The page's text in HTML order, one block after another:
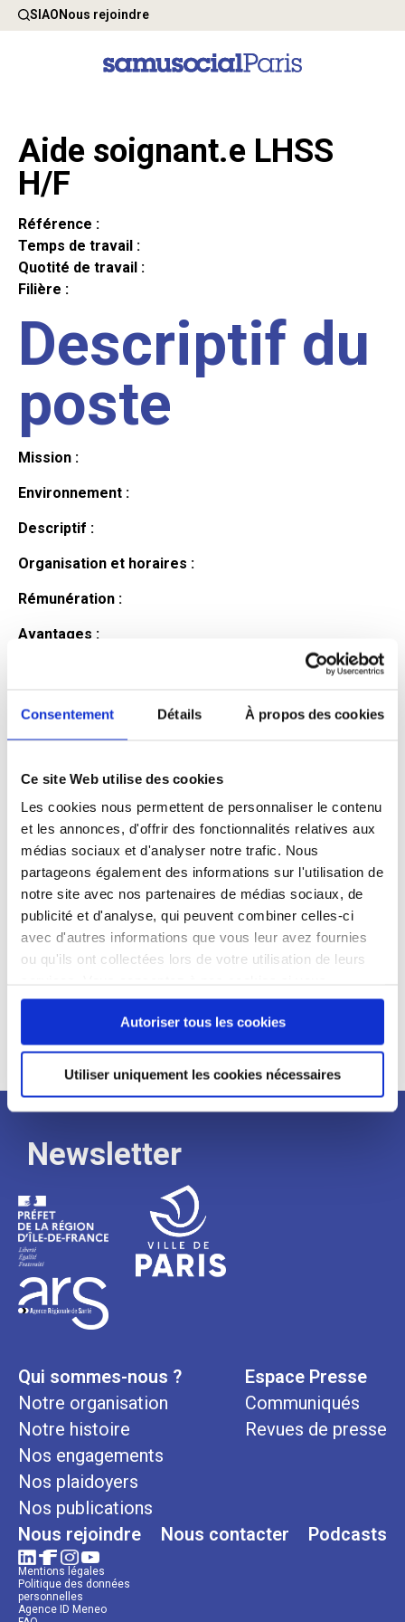
Consentement Détails À propos des cookies
Ce site Web utilise des cookies
Les cookies nous permettent de personnaliser le contenu
et les annonces, d'offrir des fonctionnalités relatives aux
médias sociaux et d'analyser notre trafic. Nous
partageons également des informations sur l'utilisation de
notre site avec nos partenaires de médias sociaux, de
publicité et d'analyse, qui peuvent combiner celles-ci
avec d'autres informations que vous leur avez fournies
ou qu'ils ont collectées lors de votre utilisation de leurs
continuez à utiliser notre site Web.
Autoriser tous les cookies
Utiliser uniquement les cookies nécessaires
SIAONous rejoindre
Aide soignant.e LHSS
H/F
Référence :
Temps de travail :
Quotité de travail :
Filière :
Descriptif du
poste
Mission :
Environnement :
Descriptif :
Organisation et horaires :
Rémunération :
Avantages :
Profil du
candidat
Qualifications et diplômes :
Profil recherché :
Expérience :
Processus
de
recrutement
Newsletter
Qui sommes-nous ?
Notre organisation
Notre histoire
Nos engagements
Nos plaidoyers
Nos publications
Espace Presse
Communiqués
Revues de presse
Nous rejoindre Nous contacter Podcasts
Mentions légales
Politique des données
personnelles
Agence ID Meneo